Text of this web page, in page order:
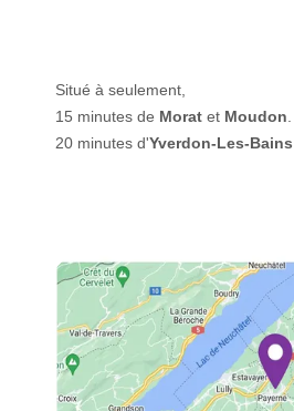
Situé à seulement,
15 minutes de Morat et Moudon
20 minutes d'Yverdon-Les-Bains